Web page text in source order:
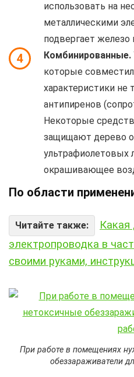
использовать на
металлическими
подвергает железо
4 Комбинированные.
которые
характеристики не
антипиренов
Некоторые
защищают дерево
ультрафиолетовых
окрашивающее
По области
Читайте также:
электропроводка в
своими руками,
При работе в помещениях
обеззараживатели